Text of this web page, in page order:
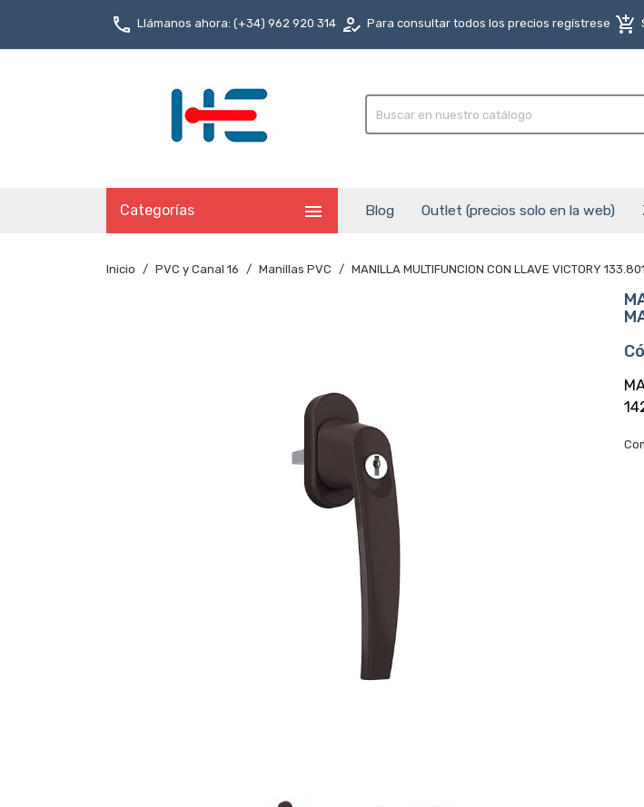
phone Llámanos ahora: (+34) 962 920 314 how_to_reg Para consultar todos los precios regístrese add_shopping_cart
Categorías  Blog Outlet (precios solo en la web)
Inicio PVC y Canal 16 Manillas PVC MANILLA MULTIFUNCION CON LLAVE VICTORY